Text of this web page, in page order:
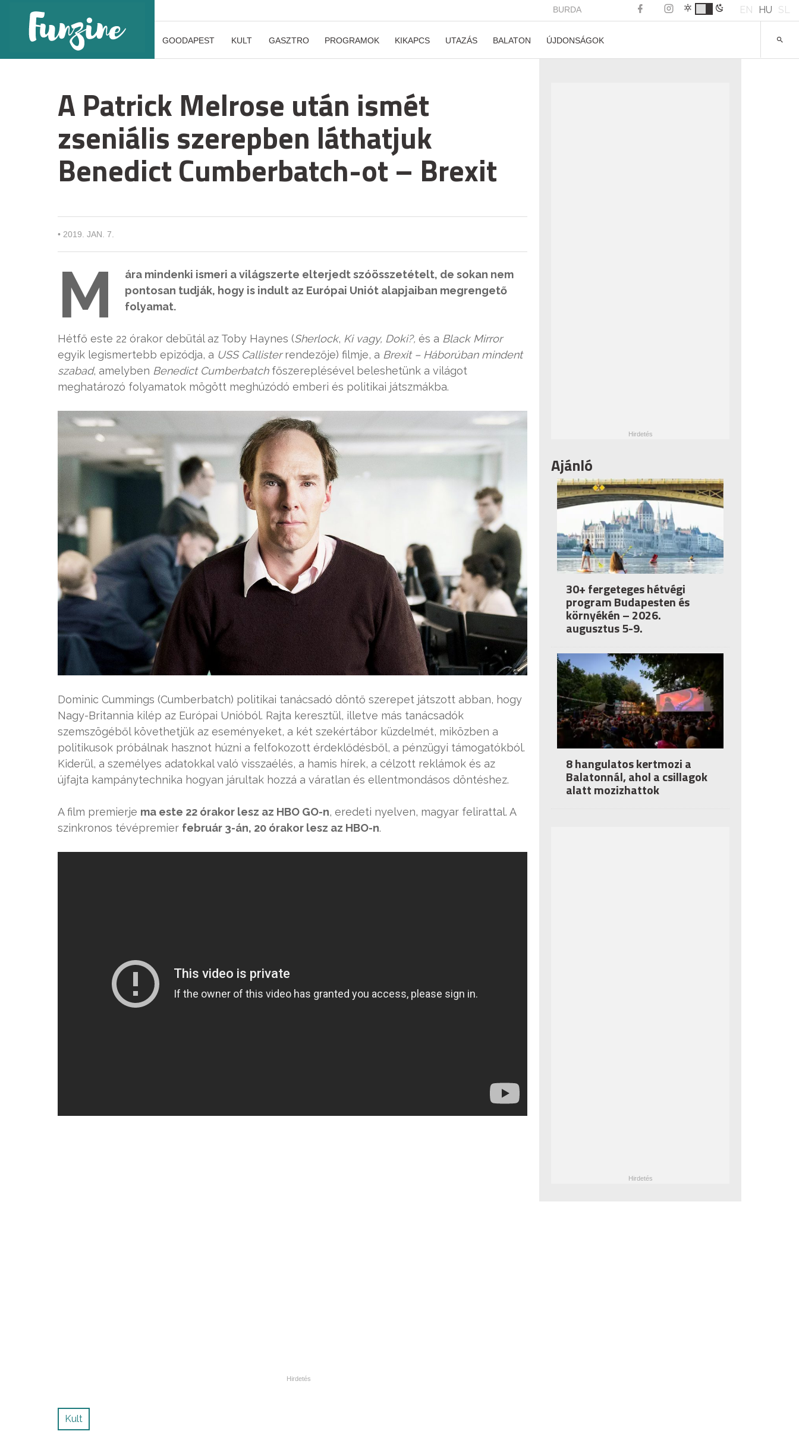
BURDA EN HU SL
GOODAPEST KULT GASZTRO PROGRAMOK KIKAPCS UTAZÁS BALATON ÚJDONSÁGOK
A Patrick Melrose után ismét
zseniális szerepben láthatjuk
Benedict Cumberbatch-ot – Brexit
• 2019. JAN. 7.
M
ára mindenki ismeri a világszerte elterjedt szóösszetételt, de sokan nem
pontosan tudják, hogy is indult az Európai Uniót alapjaiban megrengető
folyamat.
Hétfő este 22 órakor debütál az Toby Haynes (Sherlock, Ki vagy, Doki?, és a Black Mirror
egyik legismertebb epizódja, a USS Callisterrendezője) filmje, a Brexit – Háborúban mindent
szabad, amelyben Benedict Cumberbatchfőszereplésével beleshetünk a világot
meghatározó folyamatok mögött meghúzódó emberi és politikai játszmákba.
Dominic Cummings (Cumberbatch) politikai tanácsadó döntő szerepet játszott abban, hogy
Nagy-Britannia kilép az Európai Unióból. Rajta keresztül, illetve más tanácsadók
szemszögéből követhetjük az eseményeket, a két szekértábor küzdelmét, miközben a
politikusok próbálnak hasznot húzni a felfokozott érdeklődésből, a pénzügyi támogatókból.
Kiderül, a személyes adatokkal való visszaélés, a hamis hírek, a célzott reklámok és az
újfajta kampánytechnika hogyan járultak hozzá a váratlan és ellentmondásos döntéshez.
A film premierje ma este 22 órakor lesz az HBO GO-n, eredeti nyelven, magyar felirattal. A
szinkronos tévépremier február 3-án, 20 órakor lesz az HBO-n.
Kult
Ajánló
30+ fergeteges hétvégi
program Budapesten és
környékén – 2026.
augusztus 5-9.
8 hangulatos kertmozi a
Balatonnál, ahol a csillagok
alatt mozizhattok